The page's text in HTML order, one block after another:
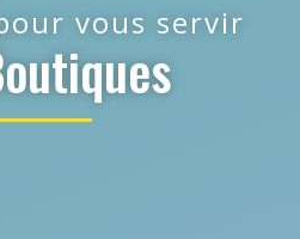
vous servir